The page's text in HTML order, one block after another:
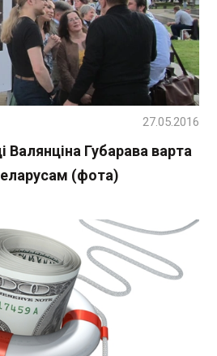
Валянціна Губарава варта
(фота)
27.05.2016